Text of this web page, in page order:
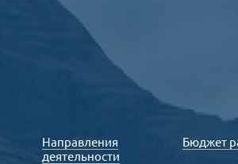
Направления
деятельности
Бюджет